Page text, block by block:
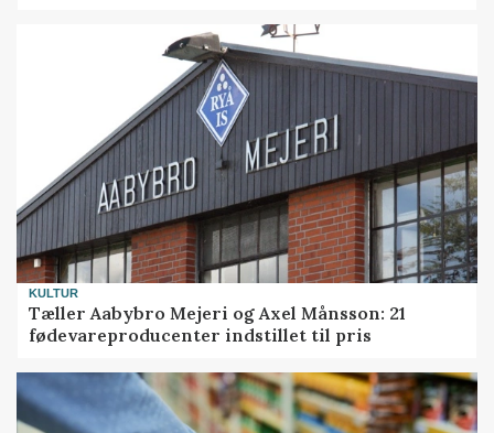
KULTUR
Tæller Aabybro Mejeri og Axel Månsson: 21
fødevareproducenter indstillet til pris